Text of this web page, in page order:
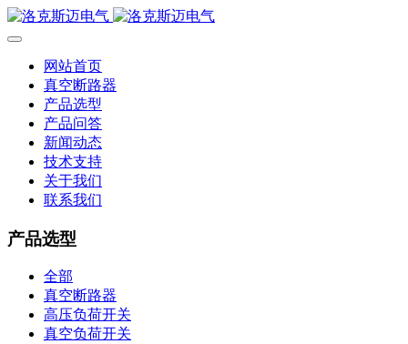
网站首页
真空断路器
产品选型
产品问答
新闻动态
技术支持
关于我们
联系我们
产品选型
全部
真空断路器
高压负荷开关
真空负荷开关